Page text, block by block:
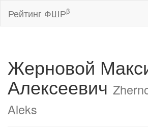
Рейтинг ФШРβ
Жерновой
Алексеевич
Aleks